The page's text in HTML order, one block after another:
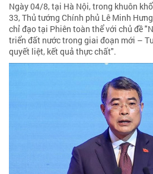
Ngày 04/8, tại Hà Nội, trong khuôn
33, Thủ tướng Chính phủ Lê Minh
chỉ đạo tại Phiên toàn thể với chủ đề
triển đất nước trong giai đoạn mới –
quyết liệt, kết quả thực chất".